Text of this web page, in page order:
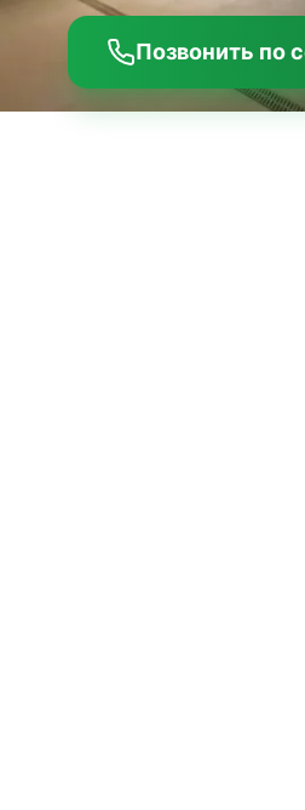
Позвонить по